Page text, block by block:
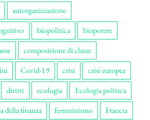
autorganizzazione
biopolitica
biopotere
composizione di classe
Covid-19 crisi
crisi europea
diritti ecologia
Ecologia politica
della finanza femminismo
Francia